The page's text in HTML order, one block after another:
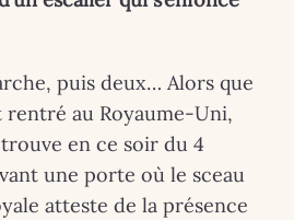
puis deux… Alors que
rentré au Royaume-Uni,
en ce soir du 4
une porte où le sceau
atteste de la présence